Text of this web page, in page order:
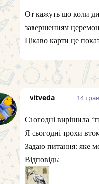
От кажуть що коли
завершенням
Цікаво карти це
vitveda 14 трав
Сьогодні вирішила
Я сьогодні трохи
Задаю питання: яке
Відповідь: